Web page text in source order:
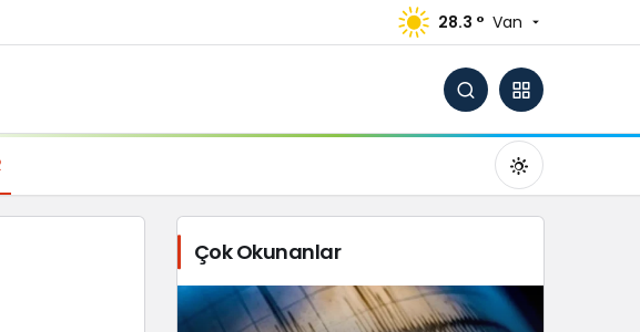
28.3 ° Van
Çok Okunanlar